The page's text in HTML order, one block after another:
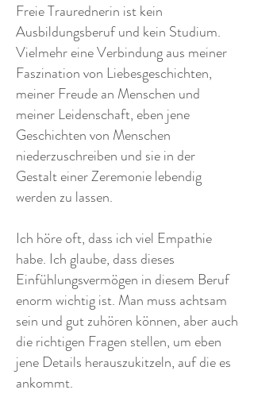
Freie Traurednerin ist kein
Ausbildungsberuf und kein Studium.
Vielmehr eine Verbindung aus meiner
Faszination von Liebesgeschichten,
meiner Freude an Menschen und
meiner Leidenschaft, eben jene
Geschichten von Menschen
niederzuschreiben und sie in der
Gestalt einer Zeremonie lebendig
werden zu lassen.
Ich höre oft, dass ich viel Empathie
habe. Ich glaube, dass dieses
Einfühlungsvermögen in diesem Beruf
enorm wichtig ist. Man muss achtsam
sein und gut zuhören können, aber auch
die richtigen Fragen stellen, um eben
jene Details herauszukitzeln, auf die es
ankommt.